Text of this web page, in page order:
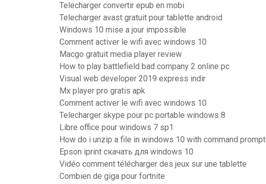
Telecharger convertir epub en mobi
Telecharger avast gratuit pour tablette android
Windows 10 mise a jour impossible
Comment activer le wifi avec windows 10
Macgo gratuit media player review
How to play battlefield bad company 2 online pc
Visual web developer 2019 express indir
Mx player pro gratis apk
Comment activer le wifi avec windows 10
Telecharger skype pour pc portable windows 8
Libre office pour windows 7 sp1
How do i unzip a file in windows 10 with command prompt
Epson iprint скачать для windows 10
Vidéo comment télécharger des jeux sur une tablette
Combien de giga pour fortnite